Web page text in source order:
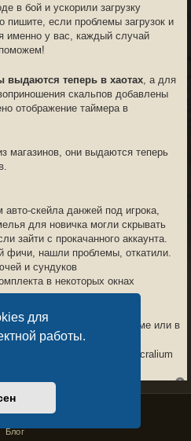
для
работы.
в бой и ускорили загрузку
пишите, если проблемы загрузок и
именно у вас, каждый случай
выдаются теперь в хаотах, а для
скальпов добавлены
отображение таймера в
магазинов, они выдаются теперь
авто-скейла данжей под игрока,
для новичка могли скрывать
зайти с прокачанного аккаунта.
фичи, нашли проблемы, откатили.
и сундуков
в некоторых окнах
можно здесь на форуме или в
sacraliumchat
нами и помогает делать Sacralium
03.04.26 15:44
License Agreement
Games 2023-
Блог